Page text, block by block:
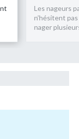
Les nageurs
n’hésitent pas
nager